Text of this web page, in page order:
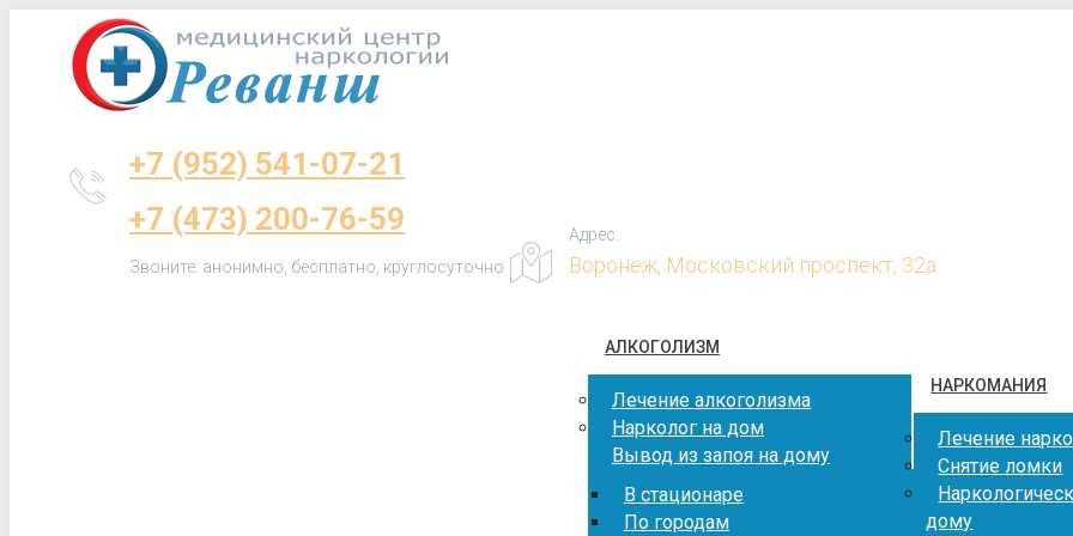
содержанию
+7 (952) 541-07-21
+7 (473) 200-76-59
Звоните: анонимно, бесплатно, круглосуточно
Адрес:
Воронеж, Московский проспект, 32а
АЛКОГОЛИЗМ
Лечение алкоголизма
Нарколог на дом
Вывод из запоя на дому
В стационаре
По городам
НАРКОМАНИЯ
Лечение
Снятие ломки
дому